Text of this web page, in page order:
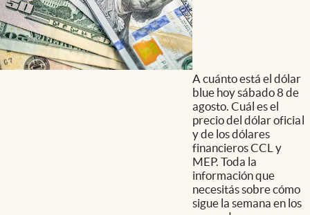
A cuánto está el dólar
blue hoy sábado 8 de
agosto. Cuál es el
precio del dólar oficial
y de los dólares
financieros CCL y
MEP. Toda la
información que
necesitás sobre cómo
sigue la semana en los